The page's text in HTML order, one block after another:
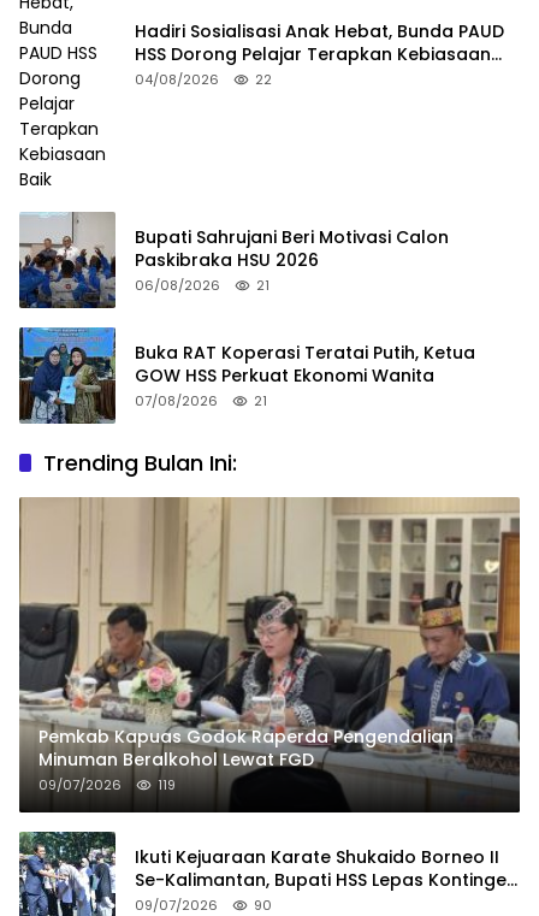
Hadiri Sosialisasi Anak Hebat, Bunda PAUD
HSS Dorong Pelajar Terapkan Kebiasaan
Baik
04/08/2026 22
Bupati Sahrujani Beri Motivasi Calon
Paskibraka HSU 2026
06/08/2026 21
Buka RAT Koperasi Teratai Putih, Ketua
GOW HSS Perkuat Ekonomi Wanita
07/08/2026 21
Trending Bulan Ini:
Pemkab Kapuas Godok Raperda Pengendalian
Minuman Beralkohol Lewat FGD
09/07/2026 119
Ikuti Kejuaraan Karate Shukaido Borneo II
Se-Kalimantan, Bupati HSS Lepas Kontingen
FORKI
09/07/2026 90